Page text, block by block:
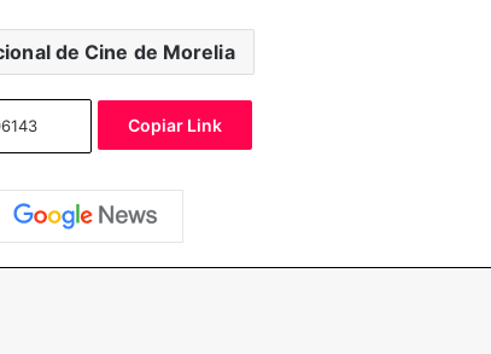
de Cine de Morelia
Copiar Link